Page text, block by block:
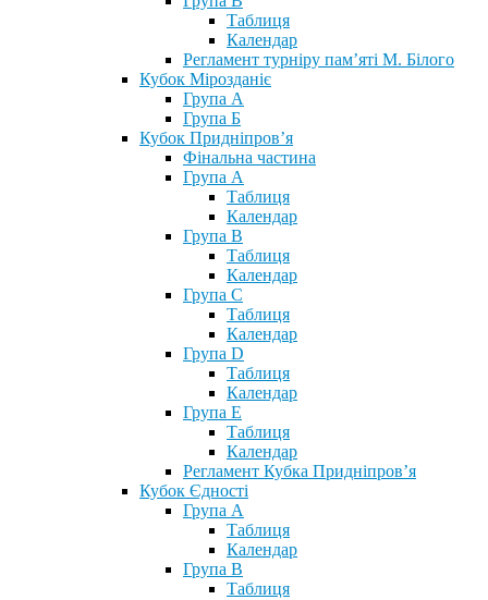
Таблиця
Календар
Регламент турніру пам’яті М. Білого
Кубок Мірозданіє
Група А
Група Б
Кубок Придніпров’я
Фінальна частина
Група А
Таблиця
Календар
Група В
Таблиця
Календар
Група С
Таблиця
Календар
Група D
Таблиця
Календар
Група Е
Таблиця
Календар
Регламент Кубка Придніпров’я
Кубок Єдності
Група А
Таблиця
Календар
Група В
Таблиця